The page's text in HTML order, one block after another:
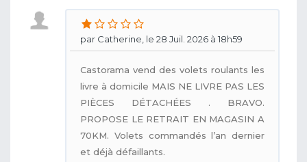
par Catherine, le 28 Juil. 2026 à 18h59
Castorama vend des volets roulants les
livre à domicile MAIS NE LIVRE PAS LES
PIÈCES DÉTACHÉES . BRAVO.
PROPOSE LE RETRAIT EN MAGASIN A
70KM. Volets commandés l’an dernier
et déjà défaillants.